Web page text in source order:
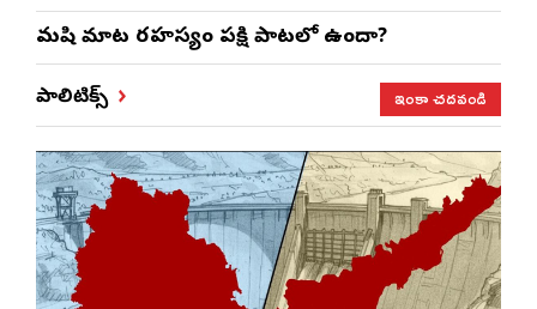
మనిషి మాట రహస్యం పక్షి పాటలో ఉందా?
పాలిటిక్స్ ఇంకా చదవండి